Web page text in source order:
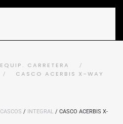
EQUIP. CARRETERA
CASCO ACERBIS X-WAY
CASCOS / INTEGRAL / CASCO ACERBIS X-